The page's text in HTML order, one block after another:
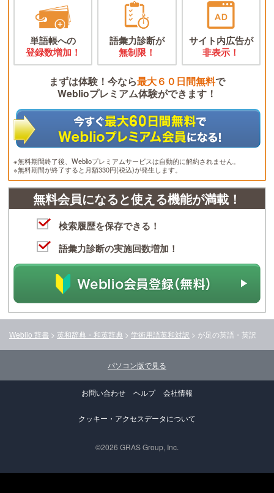
単語帳への
登録数増加！
語彙力診断が
無制限！
サイト内広告が
非表示！
まずは体験！今なら最大６０日間無料で
Weblioプレミアム体験ができます！
※無料期間終了後、Weblioプレミアムサービスは自動的に解約されません。
※無料期間が終了すると月額330円(税込)が発生します。
無料会員になると使える機能が満載！
検索履歴を保存できる！
語彙力診断の実施回数増加！
Weblio 辞書 > 英和辞典・和英辞典 > 学術用語英和対訳 > が足の英語・英訳
パソコン版で見る
お問い合わせ ヘルプ 会社情報
クッキー・アクセスデータについて
©2026 GRAS Group, Inc.